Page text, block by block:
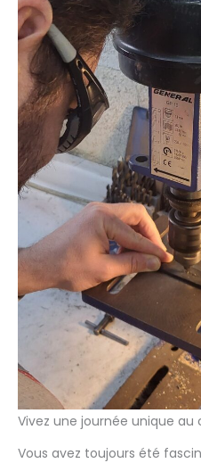
Vivez une journée unique
Vous avez toujours été